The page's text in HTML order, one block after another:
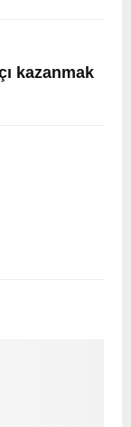
kazanmak